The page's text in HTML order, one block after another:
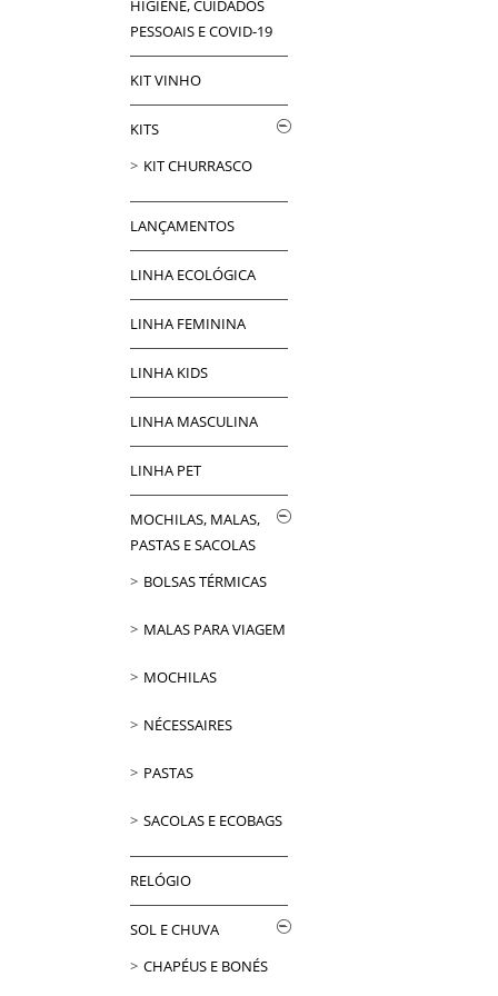
HIGIENE, CUIDADOS
PESSOAIS E COVID-19
KIT VINHO
KITS
KIT CHURRASCO
LANÇAMENTOS
LINHA ECOLÓGICA
LINHA FEMININA
LINHA KIDS
LINHA MASCULINA
LINHA PET
MOCHILAS, MALAS,
PASTAS E SACOLAS
BOLSAS TÉRMICAS
MALAS PARA VIAGEM
MOCHILAS
NÉCESSAIRES
PASTAS
SACOLAS E ECOBAGS
RELÓGIO
SOL E CHUVA
CHAPÉUS E BONÉS